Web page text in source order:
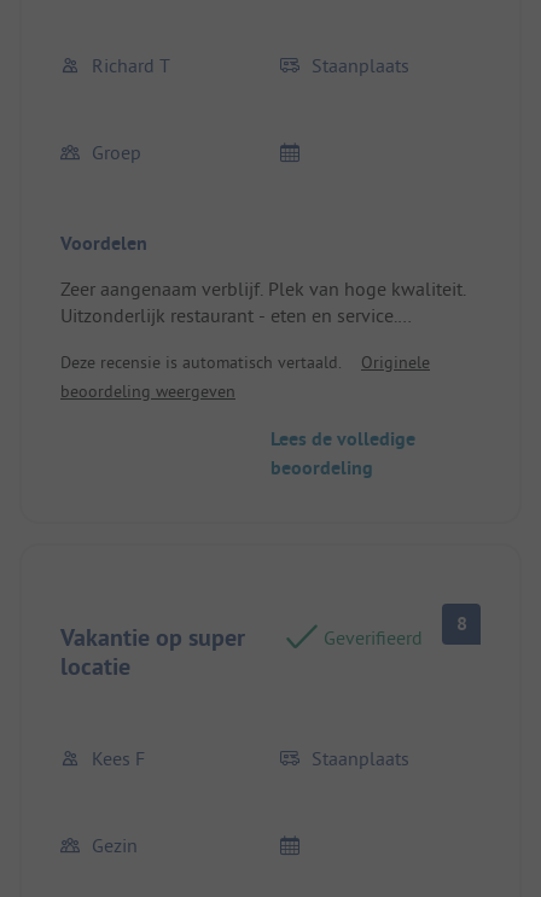
Richard T Staanplaats
Groep
Voordelen
Zeer aangenaam verblijf. Plek van hoge kwaliteit.
Uitzonderlijk restaurant - eten en service.
Locatie/Huisvesting: Ruim, rustig. Schoon sanitair.
Tafel/koelkast/barbecue zijn ook erg handig.
Deze recensie is automatisch vertaald.
Originele
beoordeling weergeven
Lees de volledige
beoordeling
Vakantie op super
locatie
Geverifieerd
8
Kees F Staanplaats
Gezin